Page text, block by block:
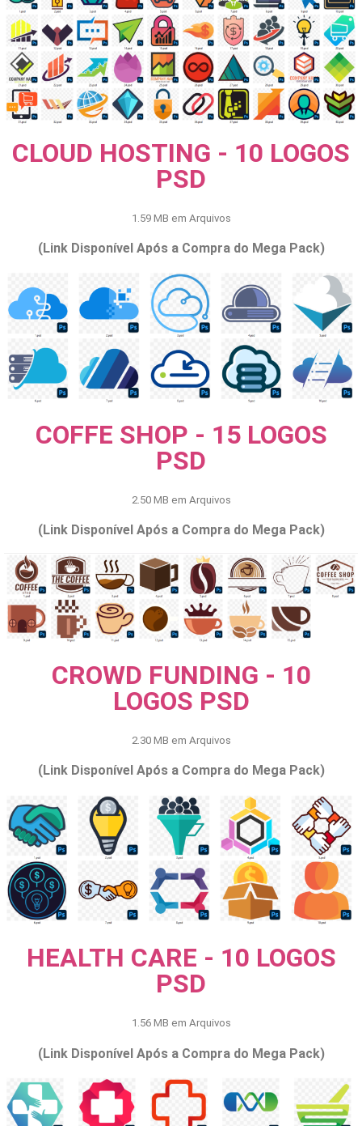
CLOUD HOSTING - 10 LOGOS
PSD
1.59 MB em Arquivos
(Link Disponível Após a Compra do Mega Pack)
COFFE SHOP - 15 LOGOS
PSD
2.50 MB em Arquivos
(Link Disponível Após a Compra do Mega Pack)
CROWD FUNDING - 10
LOGOS PSD
2.30 MB em Arquivos
(Link Disponível Após a Compra do Mega Pack)
HEALTH CARE - 10 LOGOS
PSD
1.56 MB em Arquivos
(Link Disponível Após a Compra do Mega Pack)